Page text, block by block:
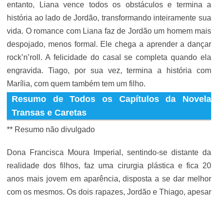
entanto, Liana vence todos os obstáculos e termina a
história ao lado de Jordão, transformando inteiramente sua
vida. O romance com Liana faz de Jordão um homem mais
despojado, menos formal. Ele chega a aprender a dançar
rock’n’roll. A felicidade do casal se completa quando ela
engravida. Tiago, por sua vez, termina a história com
Marília, com quem também tem um filho.
Resumo de Todos os Capítulos da Novela
Transas e Caretas
** Resumo não divulgado
Dona Francisca Moura Imperial, sentindo-se distante da
realidade dos filhos, faz uma cirurgia plástica e fica 20
anos mais jovem em aparência, disposta a se dar melhor
com os mesmos. Os dois rapazes, Jordão e Thiago, apesar